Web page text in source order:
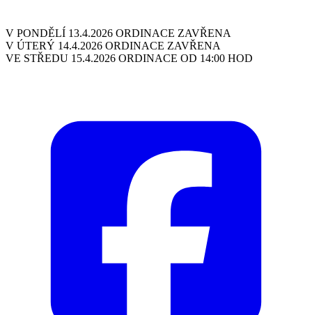
V PONDĚLÍ 13.4.2026 ORDINACE ZAVŘENA
V ÚTERÝ 14.4.2026 ORDINACE ZAVŘENA
VE STŘEDU 15.4.2026 ORDINACE OD 14:00 HOD